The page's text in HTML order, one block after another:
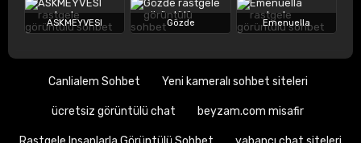
ASKMEYVESI Gözde Emenuella
Canlialem Sohbet Yeni kameralı sohbet siteleri
ücretsiz görüntülü chat beyzam.com misafir